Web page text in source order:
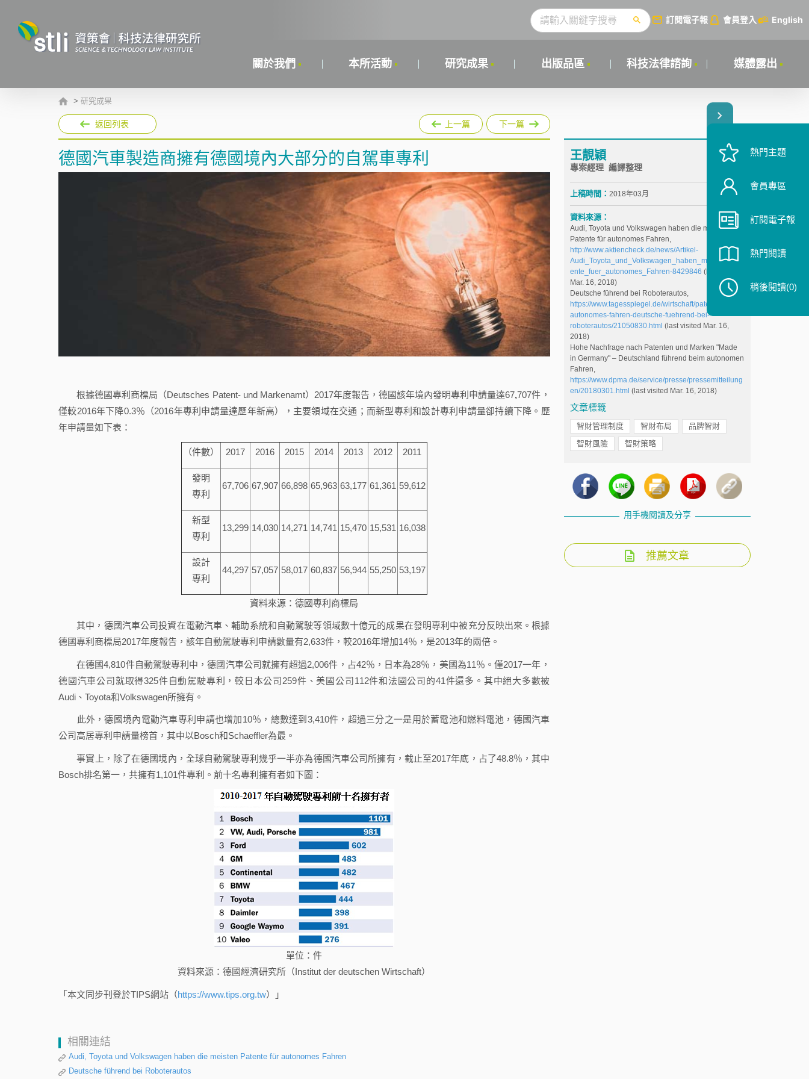
訂閱電子報 會員登入 English
關於我們 本所活動 研究成果 出版品區 科技法律諮詢 媒體露出
> 研究成果
返回列表 上一篇 下一篇
德國汽車製造商擁有德國境內大部分的自駕車專利
根據德國專利商標局（Deutsches Patent- und Markenamt）2017年度報告，德國該年境內發明專利申請量達67,707件，
僅較2016年下降0.3％（2016年專利申請量達歷年新高），主要領域在交通；而新型專利和設計專利申請量卻持續下降。歷
年申請量如下表：
（件數） 2017 2016 2015 2014 2013 2012 2011
發明
專利
67,706 67,907 66,898 65,963 63,177 61,361 59,612
新型
專利
13,299 14,030 14,271 14,741 15,470 15,531 16,038
設計
專利
44,297 57,057 58,017 60,837 56,944 55,250 53,197
資料來源：德國專利商標局
其中，德國汽車公司投資在電動汽車、輔助系統和自動駕駛等領域數十億元的成果在發明專利中被充分反映出來。根據
德國專利商標局2017年度報告，該年自動駕駛專利申請數量有2,633件，較2016年增加14％，是2013年的兩倍。
在德國4,810件自動駕駛專利中，德國汽車公司就擁有超過2,006件，占42％，日本為28％，美國為11％。僅2017一年，
德國汽車公司就取得325件自動駕駛專利，較日本公司259件、美國公司112件和法國公司的41件還多。其中絕大多數被
Audi、Toyota和Volkswagen所擁有。
此外，德國境內電動汽車專利申請也增加10％，總數達到3,410件，超過三分之一是用於蓄電池和燃料電池，德國汽車
公司高居專利申請量榜首，其中以Bosch和Schaeffler為最。
事實上，除了在德國境內，全球自動駕駛專利幾乎一半亦為德國汽車公司所擁有，截止至2017年底，占了48.8％，其中
Bosch排名第一，共擁有1,101件專利。前十名專利擁有者如下圖：
單位：件
資料來源：德國經濟研究所（Institut der deutschen Wirtschaft）
「本文同步刊登於TIPS網站（https://www.tips.org.tw）」
相關連結
Audi, Toyota und Volkswagen haben die meisten Patente für autonomes Fahren
Deutsche führend bei Roboterautos
王靚穎
專案經理 編譯整理
上稿時間： 2018年03月
資料來源：
Audi, Toyota und Volkswagen haben die meisten
Patente für autonomes Fahren,
http://www.aktiencheck.de/news/Artikel-
Audi_Toyota_und_Volkswagen_haben_meisten_Pat
ente_fuer_autonomes_Fahren-8429846 (last visited
Mar. 16, 2018)
Deutsche führend bei Roboterautos,
https://www.tagesspiegel.de/wirtschaft/patente-fuer-
autonomes-fahren-deutsche-fuehrend-bei-
roboterautos/21050830.html (last visited Mar. 16,
2018)
Hohe Nachfrage nach Patenten und Marken "Made
in Germany" – Deutschland führend beim autonomen
Fahren,
https://www.dpma.de/service/presse/pressemitteilung
en/20180301.html (last visited Mar. 16, 2018)
文章標籤
智財管理制度 智財布局
品牌智財
智財風險
智財策略
用手機閱讀及分享
推薦文章
熱門主題
會員專區
訂閱電子報
熱門閱讀
稍後閱讀(0)